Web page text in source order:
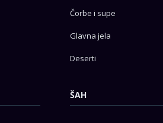
Čorbe i supe
Glavna jela
Deserti
ŠAH